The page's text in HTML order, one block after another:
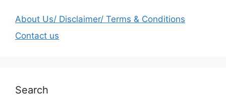
About Us/ Disclaimer/ Terms & Conditions
Contact us
Search